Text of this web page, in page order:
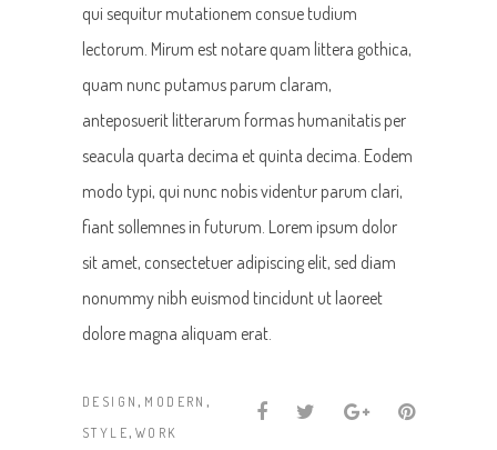
qui sequitur mutationem consue tudium
lectorum. Mirum est notare quam littera gothica,
quam nunc putamus parum claram,
anteposuerit litterarum formas humanitatis per
seacula quarta decima et quinta decima. Eodem
modo typi, qui nunc nobis videntur parum clari,
fiant sollemnes in futurum. Lorem ipsum dolor
sit amet, consectetuer adipiscing elit, sed diam
nonummy nibh euismod tincidunt ut laoreet
dolore magna aliquam erat.
DESIGN, MODERN ,
STYLE, WORK